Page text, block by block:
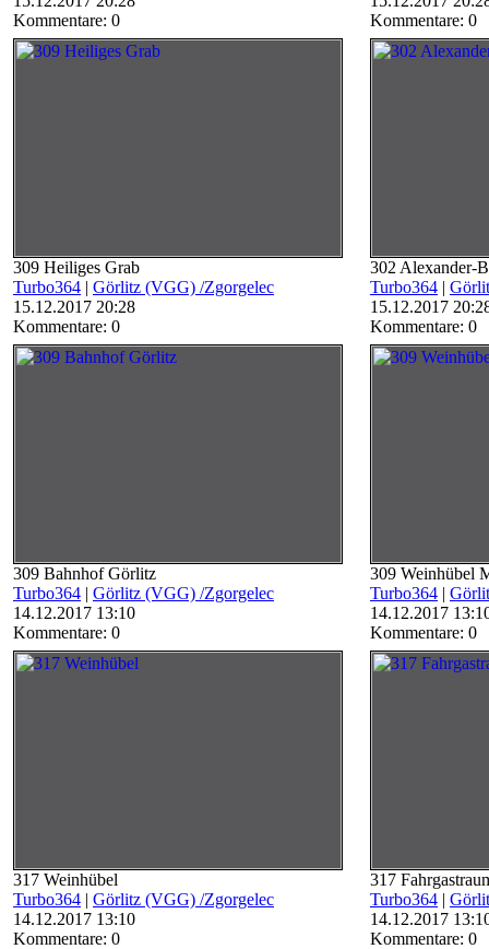
Kommentare: 0
Kommentare: 0
309 Heiliges Grab
Turbo364 | Görlitz (VGG) /Zgorgelec
15.12.2017 20:28
Kommentare: 0
302 Alexander-
Turbo364 |
15.12.2017
Kommentare: 0
309 Bahnhof Görlitz
Turbo364 | Görlitz (VGG) /Zgorgelec
14.12.2017 13:10
Kommentare: 0
309 Weinhübel
Turbo364 |
14.12.2017
Kommentare: 0
317 Weinhübel
Turbo364 | Görlitz (VGG) /Zgorgelec
14.12.2017 13:10
Kommentare: 0
317
Turbo364 |
14.12.2017
Kommentare: 0